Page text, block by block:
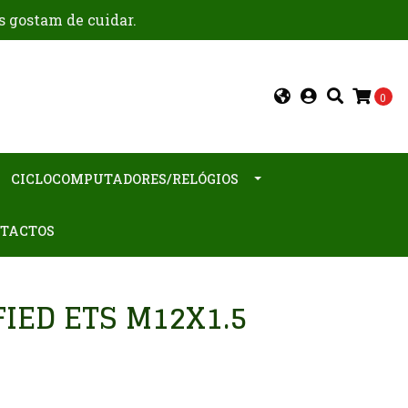
gostam de cuidar.
0
CICLOCOMPUTADORES/RELÓGIOS
ETS M12X1.5